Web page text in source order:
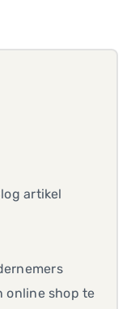
artikel
online shop te